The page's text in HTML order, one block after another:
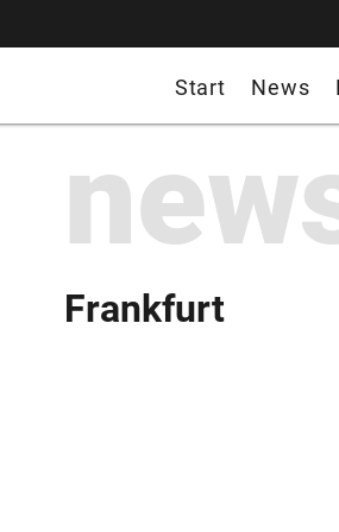
Start News
Frankfurt